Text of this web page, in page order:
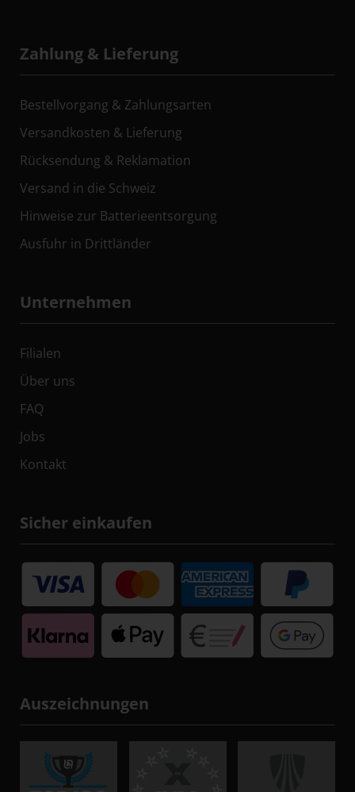
Zahlung & Lieferung
Bestellvorgang & Zahlungsarten
Versandkosten & Lieferung
Rücksendung & Reklamation
Versand in die Schweiz
Hinweise zur Batterieentsorgung
Ausfuhr in Drittländer
Unternehmen
Filialen
Über uns
FAQ
Jobs
Kontakt
Sicher einkaufen
Auszeichnungen